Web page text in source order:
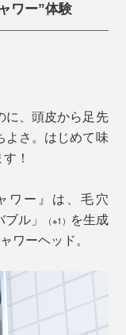
ワー”体験
に、頭皮から足先
よさ。はじめて味
！
ワー』は、毛穴
ル」
（※1） を生成
ワーヘッド。